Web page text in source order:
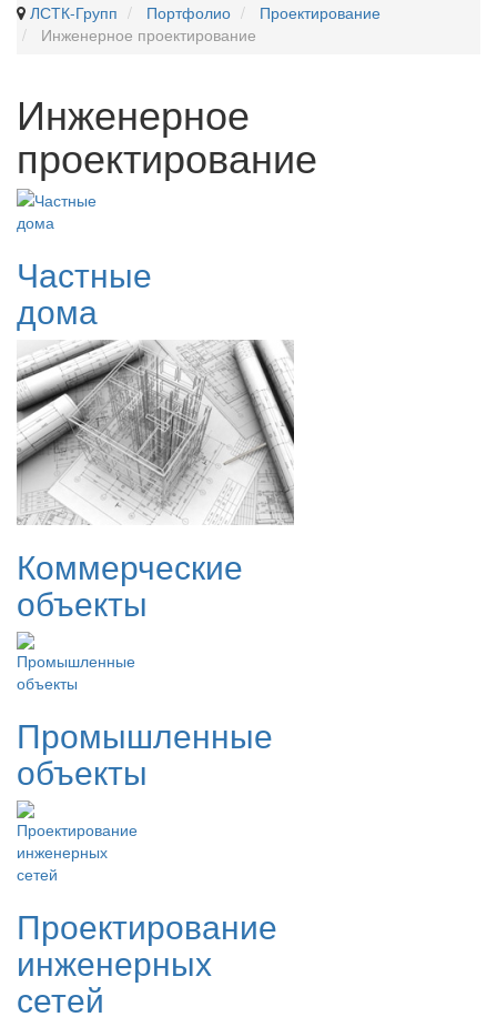
ЛСТК-Групп
Портфолио
Проектирование
Инженерное проектирование
Инженерное
проектирование
Частные
дома
Коммерческие
объекты
Промышленные
объекты
Проектирование
инженерных
сетей